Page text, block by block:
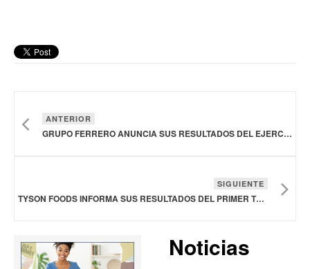
ANTERIOR
GRUPO FERRERO ANUNCIA SUS RESULTADOS DEL EJERCICIO FISCAL 2024/2025
SIGUIENTE
TYSON FOODS INFORMA SUS RESULTADOS DEL PRIMER TRIMESTRE DE 2026
Noticias